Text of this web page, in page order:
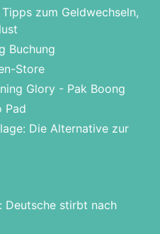
zum Geldwechseln,
Buchung
Store
Glory - Pak Boong
Pad
Die Alternative zur
Deutsche stirbt nach